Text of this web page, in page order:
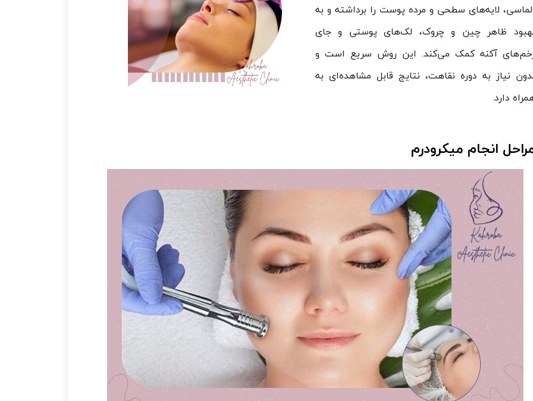
لایه‌های سطحی و مرده پوست را برداشته و به
ظاهر چین و چروک، لک‌های پوستی و جای
آکنه کمک می‌کند. این روش سریع است و
نیاز به دوره نقاهت، نتایج قابل مشاهده‌ای به
دارد.
انجام میکرودرم